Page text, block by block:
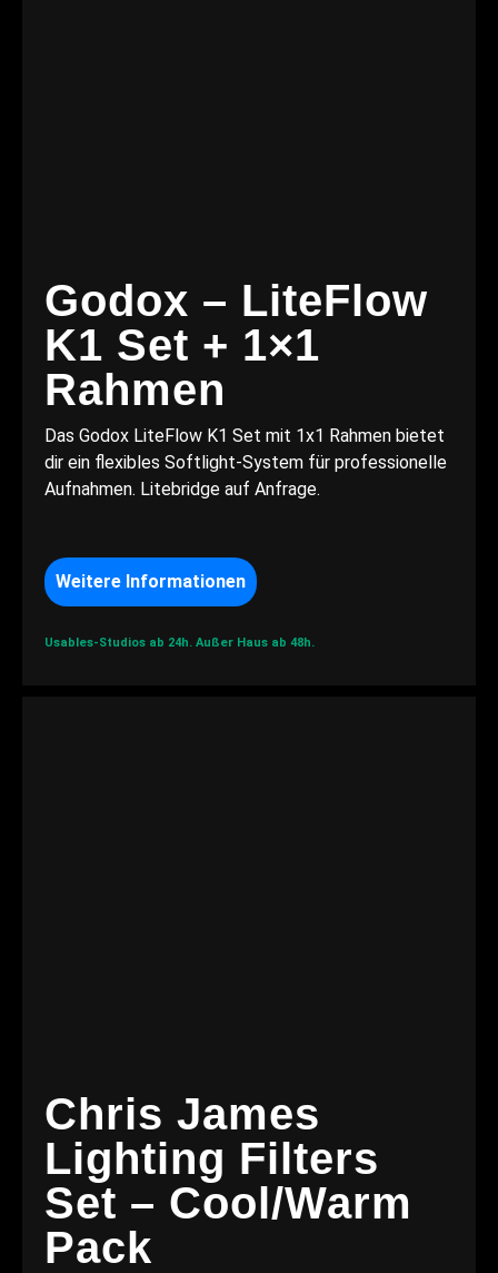
Godox – LiteFlow
K1 Set + 1×1
Rahmen
Das Godox LiteFlow K1 Set mit 1x1 Rahmen bietet
dir ein flexibles Softlight-System für professionelle
Aufnahmen. Litebridge auf Anfrage.
Weitere Informationen
Usables-Studios ab 24h. Außer Haus ab 48h.
Chris James
Lighting Filters
Set – Cool/Warm
Pack